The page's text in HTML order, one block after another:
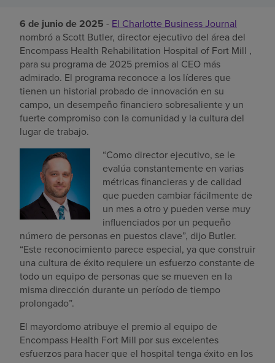
Inversores
Empleos
Pagar mi factura
6 de junio de 2025 - El Charlotte Business Journal
nombró a Scott Butler, director ejecutivo del área del
Encompass Health Rehabilitation Hospital of Fort Mill ,
para su programa de 2025 premios al CEO más
admirado. El programa reconoce a los líderes que
tienen un historial probado de innovación en su
campo, un desempeño financiero sobresaliente y un
fuerte compromiso con la comunidad y la cultura del
lugar de trabajo.
“Como director ejecutivo, se le
evalúa constantemente en varias
métricas financieras y de calidad
que pueden cambiar fácilmente de
un mes a otro y pueden verse muy
influenciados por un pequeño
número de personas en puestos clave”, dijo Butler.
“Este reconocimiento parece especial, ya que construir
una cultura de éxito requiere un esfuerzo constante de
todo un equipo de personas que se mueven en la
misma dirección durante un período de tiempo
prolongado”.
El mayordomo atribuye el premio al equipo de
Encompass Health Fort Mill por sus excelentes
esfuerzos para hacer que el hospital tenga éxito en los